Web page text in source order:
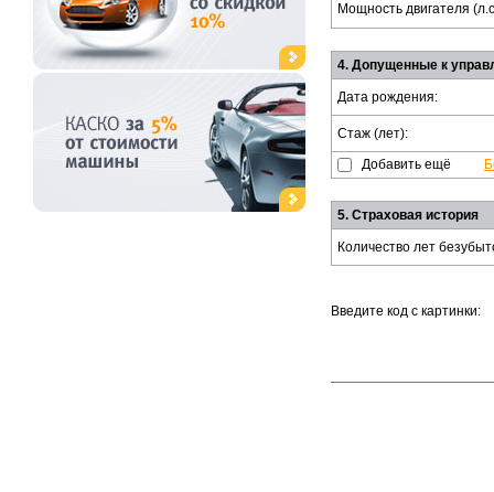
Мощность двигателя
4. Допущенные к
Дата рождения:
Стаж (лет):
Добавить ещё
5. Страховая история
Количество лет
Введите код с картинки: